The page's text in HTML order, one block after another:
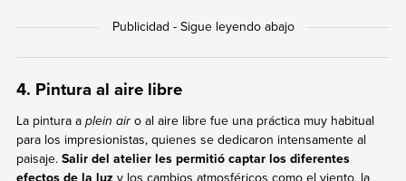
4. Pintura al aire libre
La pintura a plein air o al aire libre fue una práctica muy habitual
para los impresionistas, quienes se dedicaron intensamente al
paisaje. Salir del atelier les permitió captar los diferentes
efectos de la luz y los cambios atmosféricos como el viento, la